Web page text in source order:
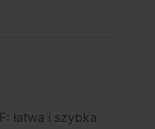
łatwa i szybka